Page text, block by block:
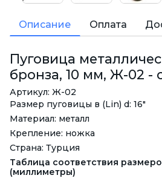
Описание Оплата
Пуговица
бронза, 10 мм, Ж-02 -
Артикул: Ж-02
Размер пуговицы в (Lin) d: 16"
Материал: металл
Крепление: ножка
Страна: Турция
Таблица соответствия
(миллиметры)